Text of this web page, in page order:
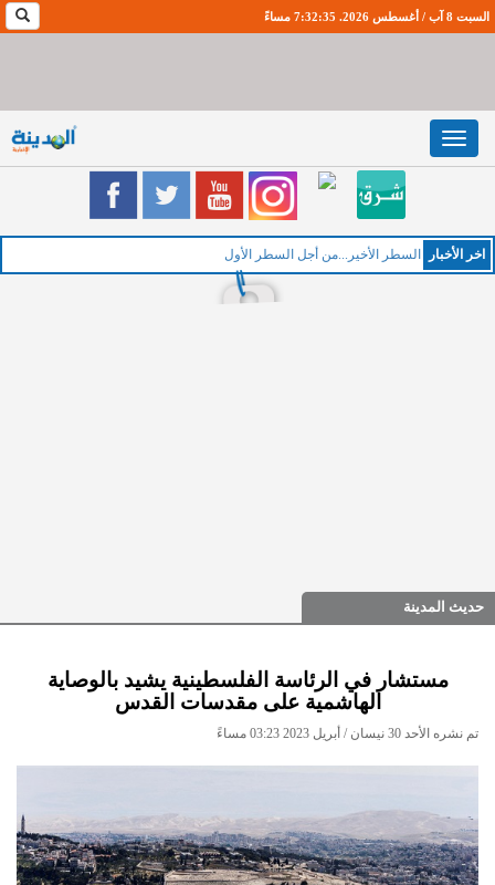
السبت 8 آب / أغسطس 2026. 7:32:36 مساءً
Toggle
navigation
اخر اﻷخبار الخم
حديث المدينة
مستشار في الرئاسة الفلسطينية يشيد بالوصاية
الهاشمية على مقدسات القدس
تم نشره الأحد 30 نيسان / أبريل 2023 03:23 مساءً